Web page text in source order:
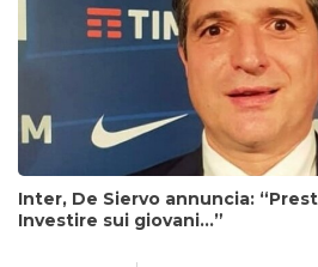
Inter, De Siervo annuncia:
Investire sui giovani…”